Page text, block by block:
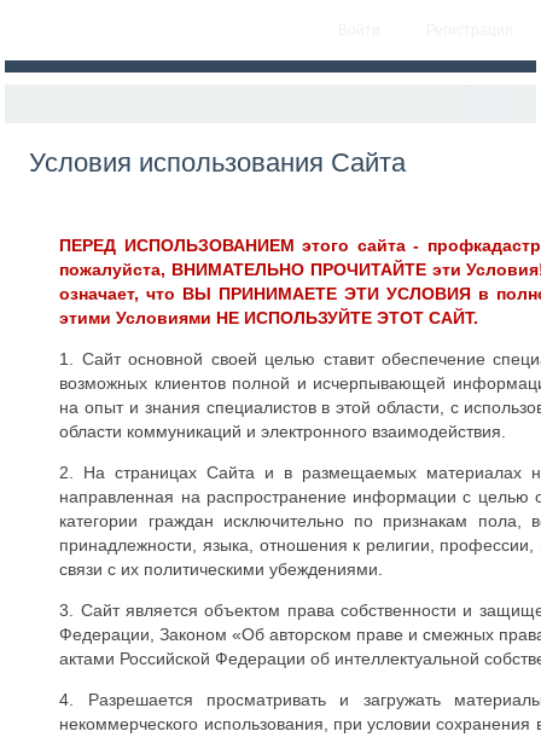
Условия использования Сайта
ПЕРЕД ИСПОЛЬЗОВАНИЕМ этого сайта -
пожалуйста, ВНИМАТЕЛЬНО ПРОЧИТАЙТЕ эти
означает, что ВЫ ПРИНИМАЕТЕ ЭТИ УСЛОВИЯ в
этими Условиями НЕ ИСПОЛЬЗУЙТЕ ЭТОТ САЙТ.
1. Сайт основной своей целью ставит обеспечение
возможных клиентов полной и исчерпывающей
на опыт и знания специалистов в этой области, с
области коммуникаций и электронного взаимодействия.
2. На страницах Сайта и в размещаемых материалах
направленная на распространение информации с целью
категории граждан исключительно по признакам пола,
принадлежности, языка, отношения к религии,
связи с их политическими убеждениями.
3. Сайт является объектом права собственности и
Федерации, Законом «Об авторском праве и смежных
актами Российской Федерации об интеллектуальной
4. Разрешается просматривать и загружать
некоммерческого использования, при условии